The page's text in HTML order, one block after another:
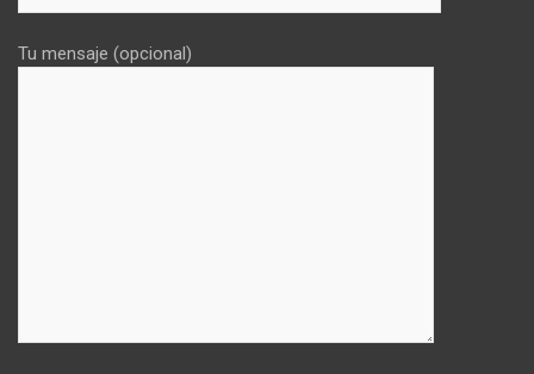
Tu mensaje (opcional)